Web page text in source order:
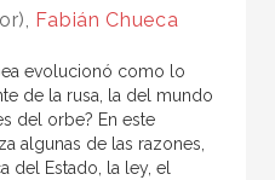
Fabián Chueca
evolucionó como lo
de la rusa, la del mundo
del orbe? En este
algunas de las razones,
del Estado, la ley, el